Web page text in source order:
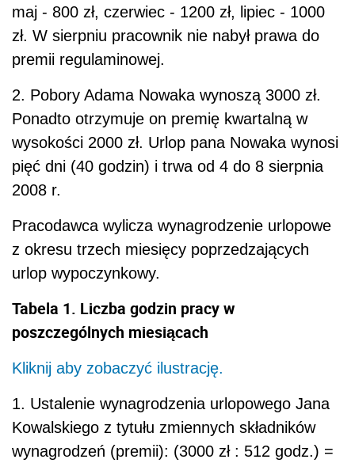
Pracodawca wylicza wynagrodzenie urlopowe
z okresu trzech miesięcy poprzedzających
urlop wypoczynkowy.
Tabela 1. Liczba godzin pracy w
poszczególnych miesiącach
Kliknij aby zobaczyć ilustrację.
1. Ustalenie wynagrodzenia urlopowego Jana
wynagrodzeń (premii): (3000 zł : 512 godz.) =
5,90 zł/godz.; 80 godz. &times; 5,90 zł = 472
zł.
Wynagrodzenie za sierpień wyniesie więc:
5000 zł + 472 zł = 5472 zł.
2. Adam Nowak otrzyma pełne stałe
wynagrodzenie w wysokości 3000 zł. Ponieważ
premię pracownik otrzymuje kwartalnie,
zostanie ona wypłacona w pełnej wysokości,